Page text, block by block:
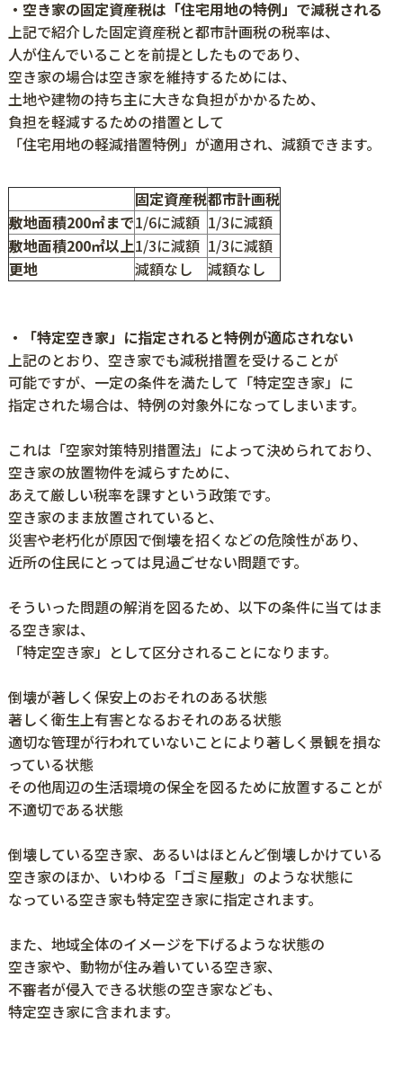
・空き家の固定資産税は「住宅用地の特例」で減税される
上記で紹介した固定資産税と都市計画税の税率は、
人が住んでいることを前提としたものであり、
空き家の場合は空き家を維持するためには、
土地や建物の持ち主に大きな負担がかかるため、
負担を軽減するための措置として
「住宅用地の軽減措置特例」が適用され、減額できます。
固定資産税都市計画税
敷地面積200㎡まで1/6に減額 1/3に減額
敷地面積200㎡以上1/3に減額 1/3に減額
更地
減額なし 減額なし
・「特定空き家」に指定されると特例が適応されない
上記のとおり、空き家でも減税措置を受けることが
可能ですが、一定の条件を満たして「特定空き家」に
指定された場合は、特例の対象外になってしまいます。
これは「空家対策特別措置法」によって決められており、
空き家の放置物件を減らすために、
あえて厳しい税率を課すという政策です。
空き家のまま放置されていると、
災害や老朽化が原因で倒壊を招くなどの危険性があり、
近所の住民にとっては見過ごせない問題です。
そういった問題の解消を図るため、以下の条件に当てはま
る空き家は、
「特定空き家」として区分されることになります。
倒壊が著しく保安上のおそれのある状態
著しく衛生上有害となるおそれのある状態
適切な管理が行われていないことにより著しく景観を損な
っている状態
その他周辺の生活環境の保全を図るために放置することが
不適切である状態
倒壊している空き家、あるいはほとんど倒壊しかけている
空き家のほか、いわゆる「ゴミ屋敷」のような状態に
なっている空き家も特定空き家に指定されます。
また、地域全体のイメージを下げるような状態の
空き家や、動物が住み着いている空き家、
不審者が侵入できる状態の空き家なども、
特定空き家に含まれます。